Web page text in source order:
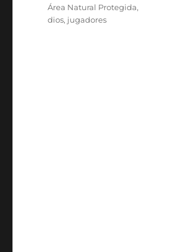
Etiquetas
Área Natural Protegida,
dios, jugadores